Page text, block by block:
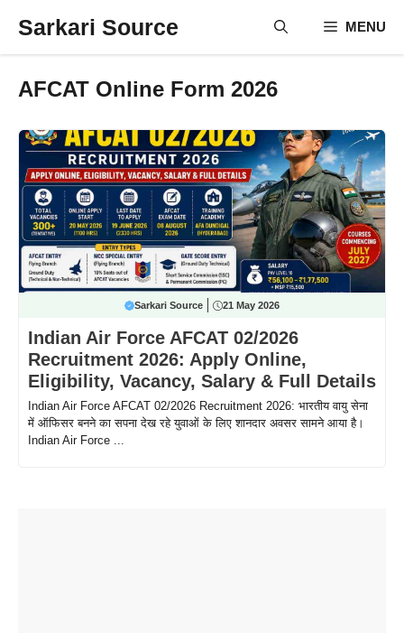
Sarkari Source MENU
AFCAT Online Form 2026
Sarkari Source 21 May 2026
Indian Air Force AFCAT 02/2026
Recruitment 2026: Apply Online,
Eligibility, Vacancy, Salary & Full Details
Indian Air Force AFCAT 02/2026 Recruitment 2026: भारतीय वायु सेना
में ऑफिसर बनने का सपना देख रहे युवाओं के लिए शानदार अवसर सामने आया है।
Indian Air Force ...